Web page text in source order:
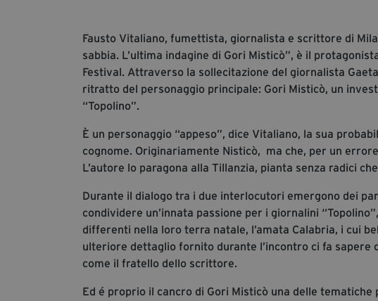
Fausto Vitaliano, fumettista, giornalista e scrittore di
sabbia. L’ultima indagine di Gori Misticò”, è il
Festival. Attraverso la sollecitazione del giornalista
ritratto del personaggio principale: Gori Misticò, un
“Topolino”.
È un personaggio “appeso”, dice Vitaliano, la sua
cognome. Originariamente Nisticò, ma che, per un
L’autore lo paragona alla Tillanzia, pianta senza radici
Durante il dialogo tra i due interlocutori emergono dei
condividere un’innata passione per i giornalini
differenti nella loro terra natale, l’amata Calabria, i cui
ulteriore dettaglio fornito durante l’incontro ci fa
come il fratello dello scrittore.
Ed é proprio il cancro di Gori Misticò una delle